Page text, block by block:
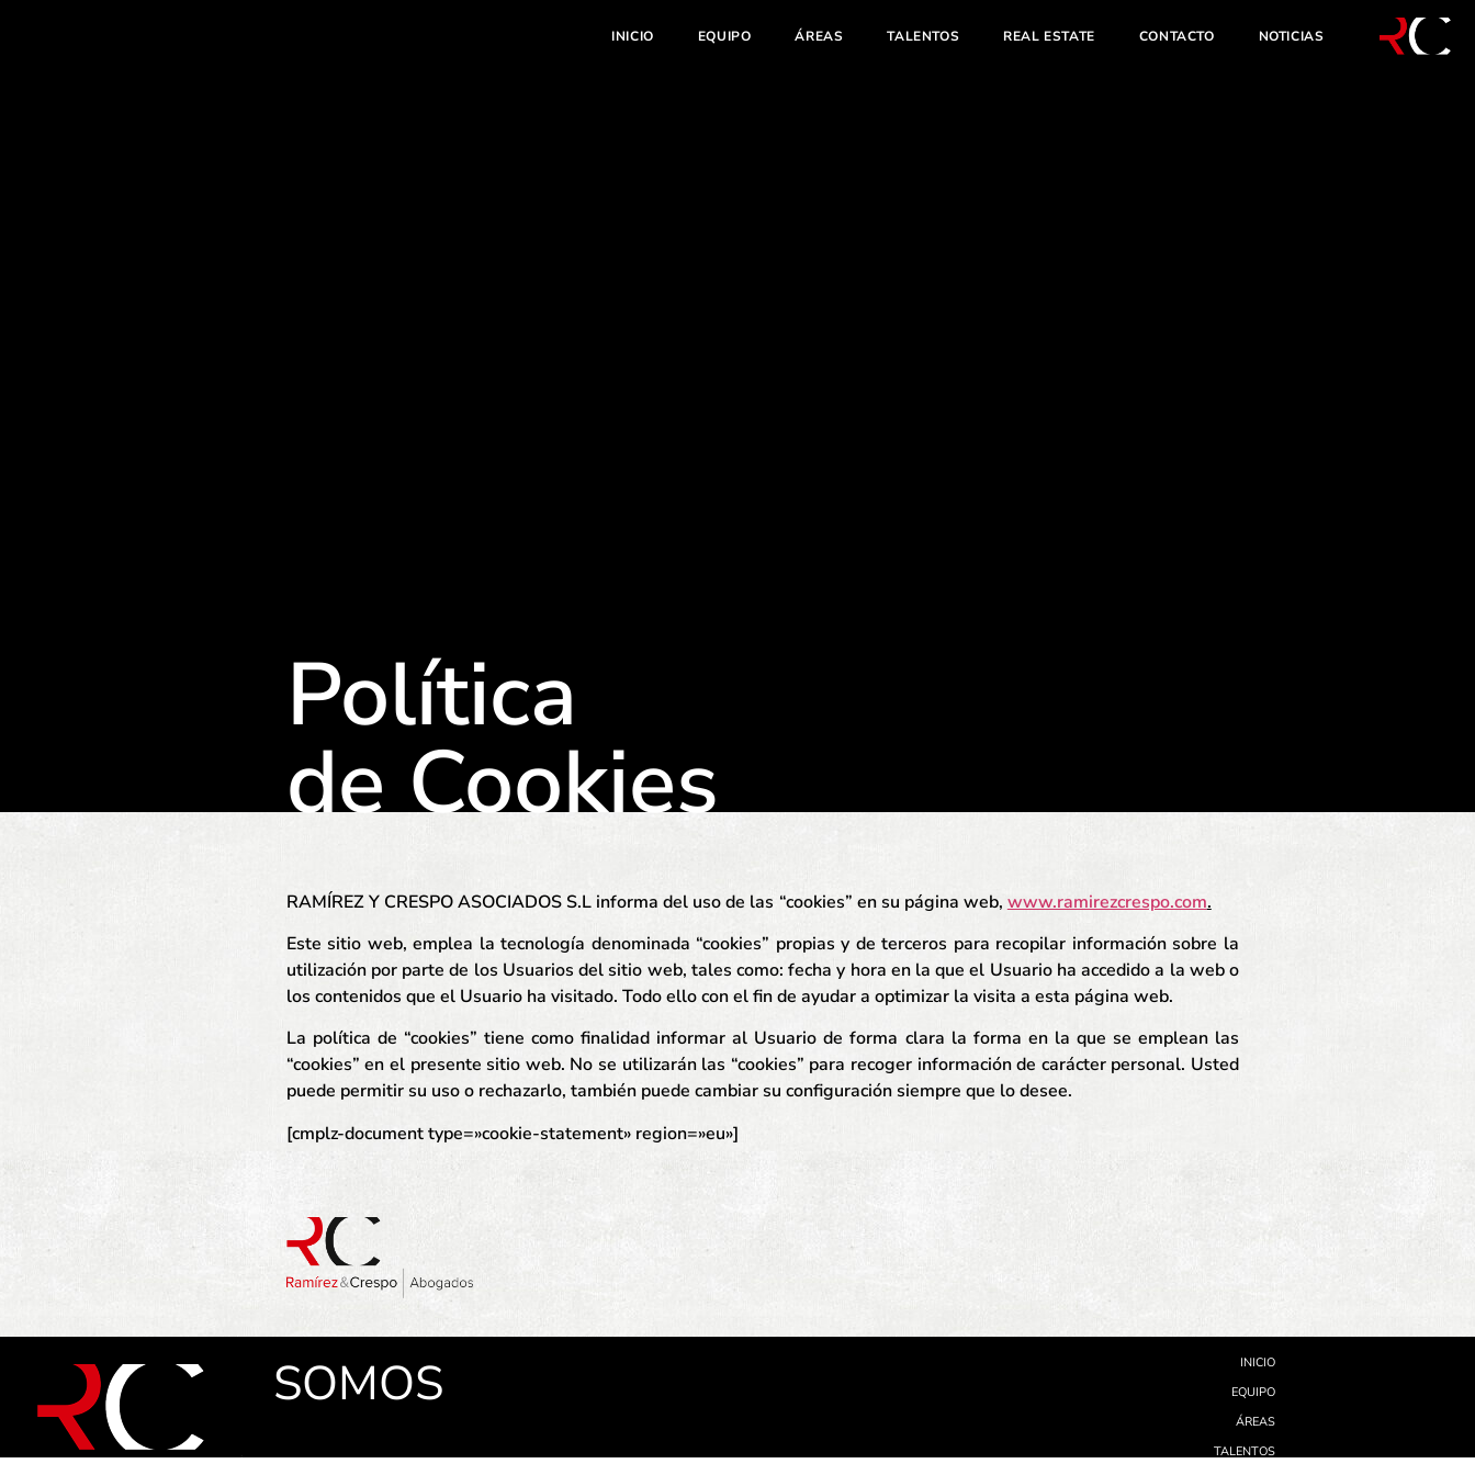
INICIO EQUIPO ÁREAS TALENTOS REAL ESTATE CONTACTO NOTICIAS
Política
de Cookies
RAMÍREZ Y CRESPO ASOCIADOS S.L informa del uso de las “cookies” en su página web, www.ramirezcrespo.com.
Este sitio web, emplea la tecnología denominada “cookies” propias y de terceros para recopilar información sobre la
utilización por parte de los Usuarios del sitio web, tales como: fecha y hora en la que el Usuario ha accedido a la web o
los contenidos que el Usuario ha visitado. Todo ello con el fin de ayudar a optimizar la visita a esta página web.
La política de “cookies” tiene como finalidad informar al Usuario de forma clara la forma en la que se emplean las
“cookies” en el presente sitio web. No se utilizarán las “cookies” para recoger información de carácter personal. Usted
puede permitir su uso o rechazarlo, también puede cambiar su configuración siempre que lo desee.
[cmplz-document type=»cookie-statement» region=»eu»]
SOMOS
INICIO
EQUIPO
ÁREAS
TALENTOS